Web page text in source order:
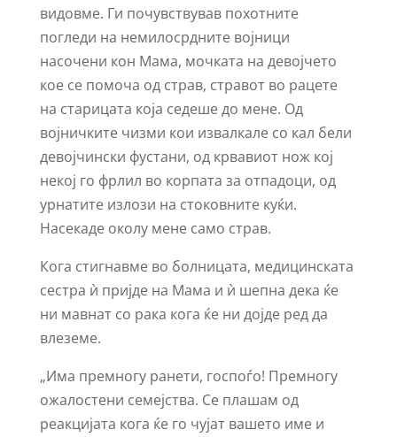
видовме. Ги почувствував похотните
погледи на немилосрдните војници
насочени кон Мама, мочката на девојчето
кое се помоча од страв, стравот во рацете
на старицата која седеше до мене. Од
војничките чизми кои извалкале со кал бели
девојчински фустани, од крвавиот нож кој
некој го фрлил во корпата за отпадоци, од
урнатите излози на стоковните куќи.
Насекаде околу мене само страв.
Кога стигнавме во болницата, медицинската
сестра ѝ пријде на Мама и ѝ шепна дека ќе
ни мавнат со рака кога ќе ни дојде ред да
влеземе.
„Има премногу ранети, госпоѓо! Премногу
ожалостени семејства. Се плашам од
реакцијата кога ќе го чујат вашето име и